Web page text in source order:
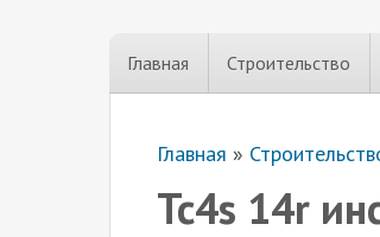
Главная Строительство
Главная »
Tc4s 14r